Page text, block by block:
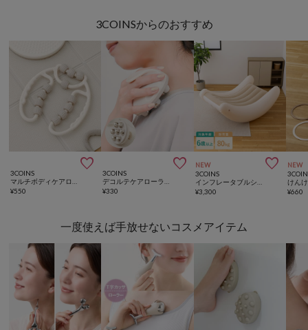
3COINSからのおすすめ

3COINS
¥550

3COINS
¥330
NEW 
3COINS
¥3,300
NEW
けん
¥660
一度使えば手放せないコスメアイテム